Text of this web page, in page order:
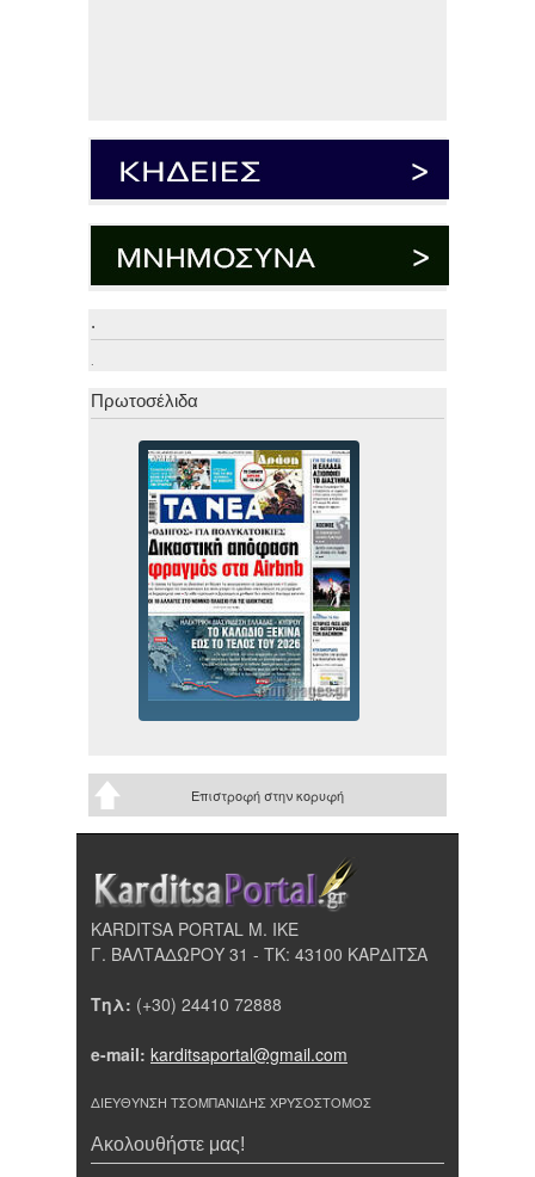
.
Πρωτοσέλιδα
Επιστροφή στην κορυφή
KARDITSA PORTAL Μ. ΙΚΕ
Γ. ΒΑΛΤΑΔΩΡΟΥ 31 - ΤΚ: 43100 ΚΑΡΔΙΤΣΑ
Τηλ: (+30) 24410 72888
e-mail: karditsaportal@gmail.com
ΔΙΕΥΘΥΝΣΗ ΤΣΟΜΠΑΝΙΔΗΣ ΧΡΥΣΟΣΤΟΜΟΣ
Ακολουθήστε μας!